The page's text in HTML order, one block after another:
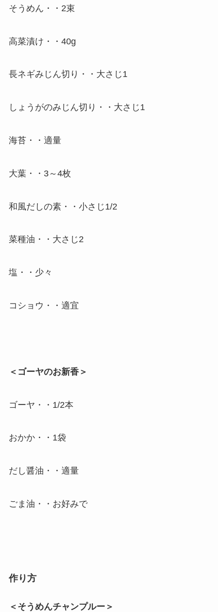
そうめん・・2束
高菜漬け・・40g
長ネギみじん切り・・大さじ1
しょうがのみじん切り・・大さじ1
海苔・・適量
大葉・・3～4枚
和風だしの素・・小さじ1/2
菜種油・・大さじ2
塩・・少々
コショウ・・適宜
＜ゴーヤのお新香＞
ゴーヤ・・1/2本
おかか・・1袋
だし醤油・・適量
ごま油・・お好みで
作り方
＜そうめんチャンプルー＞